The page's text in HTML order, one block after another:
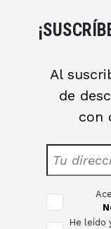
Al
de
con
He leído